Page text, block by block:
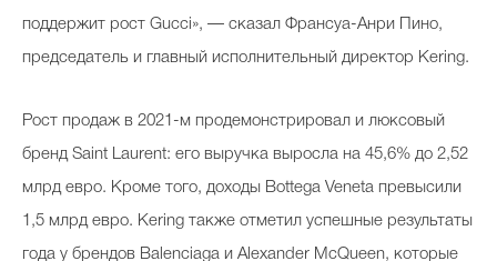
Выбор косметолога
поддержит рост Gucci», — сказал Франсуа-Анри Пино,
председатель и главный исполнительный директор Kering.
Рост продаж в 2021-м продемонстрировал и люксовый
бренд Saint Laurent: его выручка выросла на 45,6% до 2,52
млрд евро. Кроме того, доходы Bottega Veneta превысили
1,5 млрд евро. Kering также отметил успешные результаты
года у брендов Balenciaga и Alexander McQueen, которые